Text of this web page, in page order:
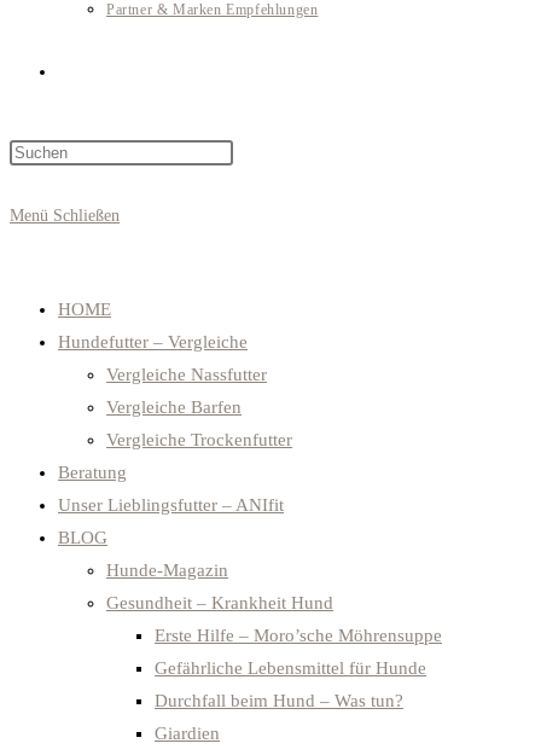
Partner & Marken Empfehlungen
Suche
panel.
Menü Schließen
HOME
Hundefutter – Vergleiche
Vergleiche Nassfutter
Vergleiche Barfen
Vergleiche Trockenfutter
Beratung
Unser Lieblingsfutter – ANIfit
BLOG
Hunde-Magazin
Gesundheit – Krankheit Hund
Erste Hilfe – Moro’sche Möhrensuppe
Gefährliche Lebensmittel für Hunde
Durchfall beim Hund – Was tun?
Giardien